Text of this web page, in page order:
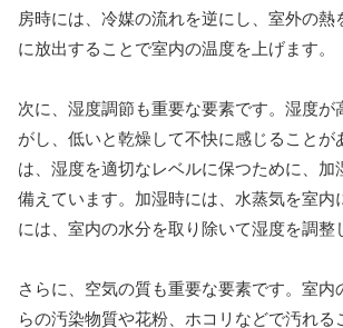
房時には、冷媒の流れを逆にし、室外の熱
に放出することで室内の温度を上げます。
次に、湿度調節も重要な要素です。湿度が
がし、低いと乾燥して不快に感じることが
は、湿度を適切なレベルに保つために、加
備えています。加湿時には、水蒸気を室内
には、室内の水分を取り除いて湿度を調整
さらに、空気の質も重要な要素です。室内
らの汚染物質や花粉、ホコリなどで汚れる